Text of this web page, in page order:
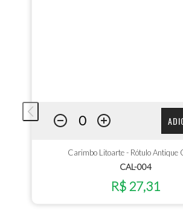
Carimbo Litoarte - Rótulo Antique
CAL-004
R$ 27,31